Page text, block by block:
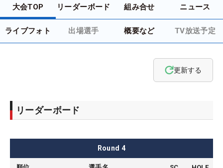
大会TOP リーダーボード 組み合せ ニュース
ライブフォト 出場選手 概要など TV放送予定
更新する
リーダーボード
Round 4